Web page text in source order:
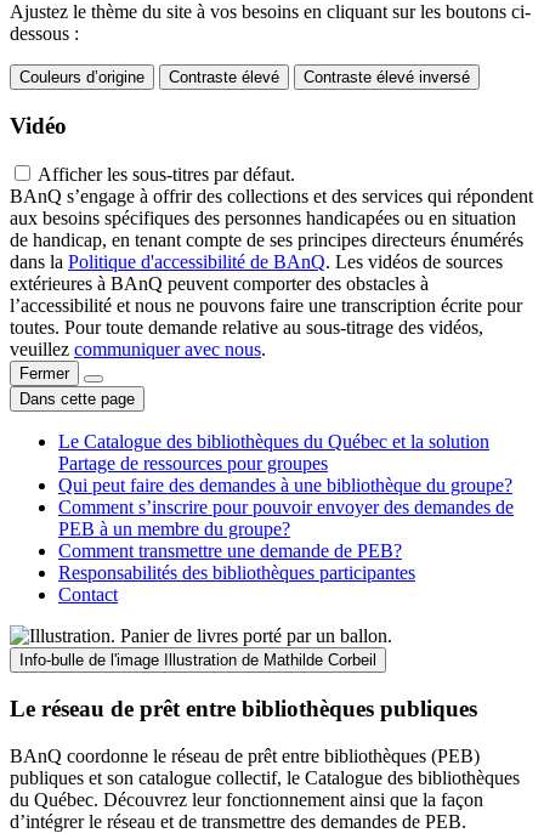
Ajustez le thème du site à vos besoins en cliquant sur les boutons ci-
dessous :
Couleurs d’origine Contraste élevé Contraste élevé inversé
Vidéo
Afficher les sous-titres par défaut.
BAnQ s’engage à offrir des collections et des services qui répondent
aux besoins spécifiques des personnes handicapées ou en situation
de handicap, en tenant compte de ses principes directeurs énumérés
dans la Politique d'accessibilité de BAnQ. Les vidéos de sources
extérieures à BAnQ peuvent comporter des obstacles à
l’accessibilité et nous ne pouvons faire une transcription écrite pour
toutes. Pour toute demande relative au sous-titrage des vidéos,
veuillez communiquer avec nous.
Fermer
Dans cette page
Le Catalogue des bibliothèques du Québec et la solution
Partage de ressources pour groupes
Qui peut faire des demandes à une bibliothèque du groupe?
Comment s’inscrire pour pouvoir envoyer des demandes de
PEB à un membre du groupe?
Comment transmettre une demande de PEB?
Responsabilités des bibliothèques participantes
Contact
Info-bulle de l'image Illustration de Mathilde Corbeil
Le réseau de prêt entre bibliothèques publiques
BAnQ coordonne le réseau de prêt entre bibliothèques (PEB)
publiques et son catalogue collectif, le Catalogue des bibliothèques
du Québec. Découvrez leur fonctionnement ainsi que la façon
d’intégrer le réseau et de transmettre des demandes de PEB.